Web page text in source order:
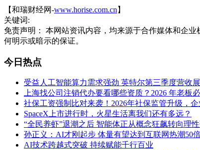
【和瑞财经网-www.horise.com.cn 】
关键词:
免责声明： 本网站资讯内容，均来源于合作媒体和企
何明示或暗示的保证。
今日热点
受益人工智能算力需求强劲 英特尔第三季度营收
上海找公司注销代办要看哪些资质？2026 年老
社保工资强制比对来袭！2026年社保监管升级，企
SpaceX上市进行时，火星生活离我们还有多远？
“全民养虾”退潮之后 智能体正从概念狂飙转向理
孙正义：AI才刚起步 体量有望达到互联网热潮50
AI技术跨越式突破 持续赋能千行百业